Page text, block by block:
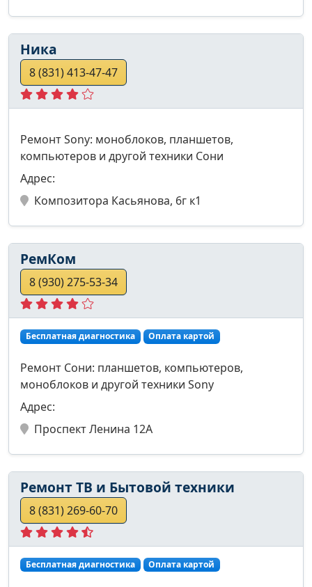
Ника
8 (831) 413-47-47
Ремонт Sony: моноблоков, планшетов,
компьютеров и другой техники Сони
Адрес:
Композитора Касьянова, 6г к1
РемКом
8 (930) 275-53-34
Бесплатная диагностика Оплата картой
Ремонт Сони: планшетов, компьютеров,
моноблоков и другой техники Sony
Адрес:
Проспект Ленина 12А
Ремонт ТВ и Бытовой техники
8 (831) 269-60-70
Бесплатная диагностика Оплата картой